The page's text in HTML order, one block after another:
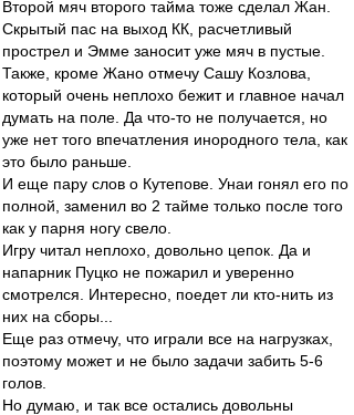
Второй мяч второго тайма тоже сделал Жан.
Скрытый пас на выход КК, расчетливый
прострел и Эмме заносит уже мяч в пустые.
Также, кроме Жано отмечу Сашу Козлова,
который очень неплохо бежит и главное начал
думать на поле. Да что-то не получается, но
уже нет того впечатления инородного тела, как
это было раньше.
И еще пару слов о Кутепове. Унаи гонял его по
полной, заменил во 2 тайме только после того
как у парня ногу свело.
Игру читал неплохо, довольно цепок. Да и
напарник Пуцко не пожарил и уверенно
смотрелся. Интересно, поедет ли кто-нить из
них на сборы...
Еще раз отмечу, что играли все на нагрузках,
поэтому может и не было задачи забить 5-6
голов.
Но думаю, и так все остались довольны